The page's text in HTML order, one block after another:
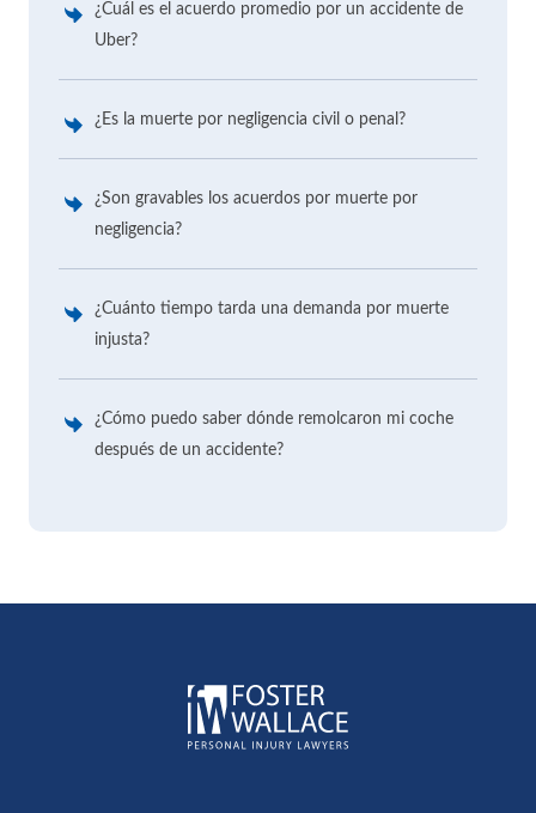
¿Cuál es el acuerdo promedio por un accidente de
Uber?
¿Es la muerte por negligencia civil o penal?
¿Son gravables los acuerdos por muerte por
negligencia?
¿Cuánto tiempo tarda una demanda por muerte
injusta?
¿Cómo puedo saber dónde remolcaron mi coche
después de un accidente?